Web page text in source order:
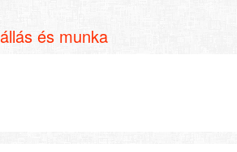
állás és munka